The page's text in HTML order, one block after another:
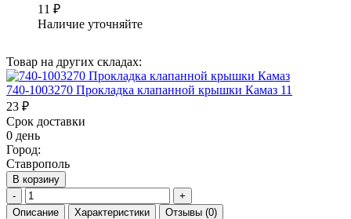
11 ₽
Наличие уточняйте
Товар на других складах:
740-1003270 Прокладка клапанной крышки Камаз 11
23 ₽
Срок доставки
0 день
Город:
Ставрополь
В корзину
-
+
Описание
Характеристики Отзывы (0)